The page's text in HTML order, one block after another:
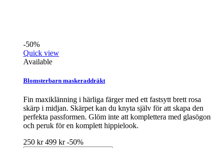
-50%
Quick view
Available
Blomsterbarn maskeraddräkt
Fin maxiklänning i härliga färger med ett fastsytt brett rosa
skärp i midjan. Skärpet kan du knyta själv för att skapa den
perfekta passformen. Glöm inte att komplettera med glasögon
och peruk för en komplett hippielook.
250 kr499 kr-50%